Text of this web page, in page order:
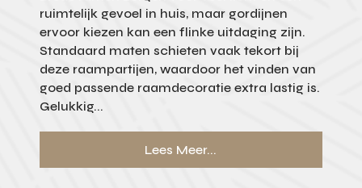
ruimtelijk gevoel in huis, maar gordijnen
ervoor kiezen kan een flinke uitdaging zijn.
Standaard maten schieten vaak tekort bij
deze raampartijen, waardoor het vinden van
goed passende raamdecoratie extra lastig is.
Gelukkig...
Lees Meer...